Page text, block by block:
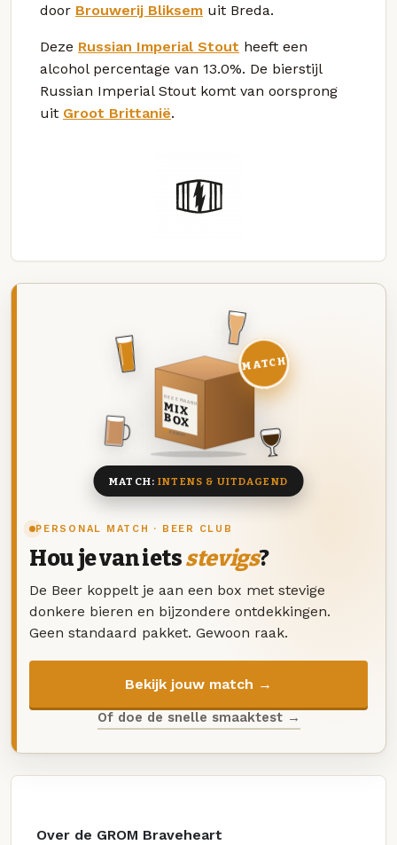
door Brouwerij Bliksem uit Breda.
Deze Russian Imperial Stout heeft een
alcohol percentage van 13.0%. De bierstijl
Russian Imperial Stout komt van oorsprong
uit Groot Brittanië.
PERSONAL MATCH · BEER CLUB
Hou je van ietsstevigs?
De Beer koppelt je aan een box met stevige
donkere bieren en bijzondere ontdekkingen.
Geen standaard pakket. Gewoon raak.
Bekijk jouw match →
Of doe de snelle smaaktest →
DEZE MAAND
MIX
BOX
8 BIEREN
MATCH
MATCH:INTENS & UITDAGEND
Over de GROM Braveheart